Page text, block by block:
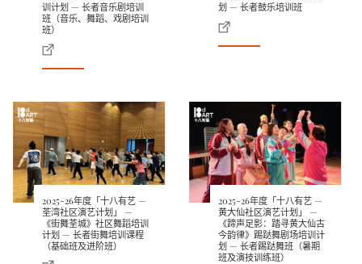
训计划 — 长者音乐剧培训
班（音乐、舞蹈、戏剧培训
班）
划 — 长者鼓乐培训班
2025-26年度「十八有艺 —
荃湾社区演艺计划」 —
《街舞荃城》社区舞蹈培训
计划 — 长者街舞培训课程
（基础班及进阶班）
2025-26年度「十八有艺 —
黄大仙社区演艺计划」 —
《蹄声足影：踏寻黄大仙古
今韵律》踢跶舞剧场培训计
划 — 长者踢跶舞班（暑期
班及演技训练班）